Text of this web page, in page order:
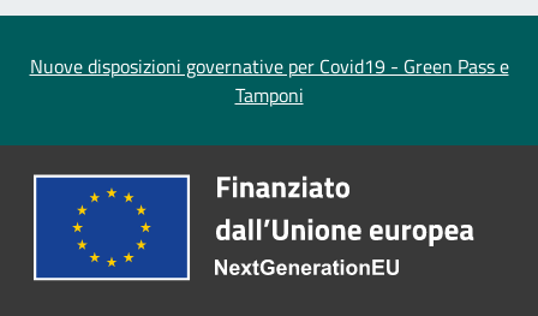
Nuove disposizioni governative per Covid19 - Green Pass e
Tamponi